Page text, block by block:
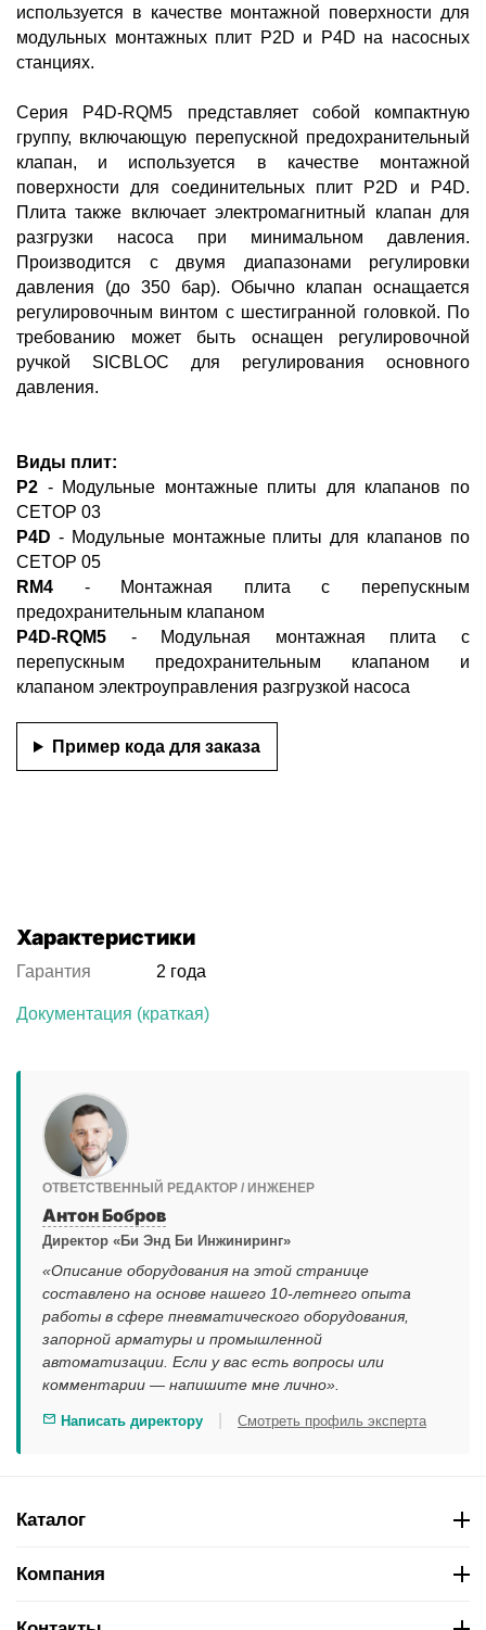
используется в качестве монтажной поверхности для
модульных монтажных плит P2D и P4D на насосных
станциях.
Серия P4D-RQM5 представляет собой компактную
группу, включающую перепускной предохранительный
клапан, и используется в качестве монтажной
поверхности для соединительных плит P2D и P4D.
Плита также включает электромагнитный клапан для
разгрузки насоса при минимальном давления.
Производится с двумя диапазонами регулировки
давления (до 350 бар). Обычно клапан оснащается
регулировочным винтом с шестигранной головкой. По
требованию может быть оснащен регулировочной
ручкой SICBLOC для регулирования основного
давления.
Виды плит:
P2 - Модульные монтажные плиты для клапанов по
CETOP 03
P4D - Модульные монтажные плиты для клапанов по
CETOP 05
RM4 - Монтажная плита с перепускным
предохранительным клапаном
P4D-RQM5 - Модульная монтажная плита с
перепускным предохранительным клапаном и
клапаном электроуправления разгрузкой насоса
Пример кода для заказа
Характеристики
Гарантия 2 года
Документация (краткая)
ОТВЕТСТВЕННЫЙ РЕДАКТОР / ИНЖЕНЕР
Антон Бобров
Директор «Би Энд Би Инжиниринг»
«Описание оборудования на этой странице
составлено на основе нашего 10-летнего опыта
работы в сфере пневматического оборудования,
запорной арматуры и промышленной
автоматизации. Если у вас есть вопросы или
комментарии — напишите мне лично».
Написать директору Смотреть профиль эксперта
Каталог
Компания